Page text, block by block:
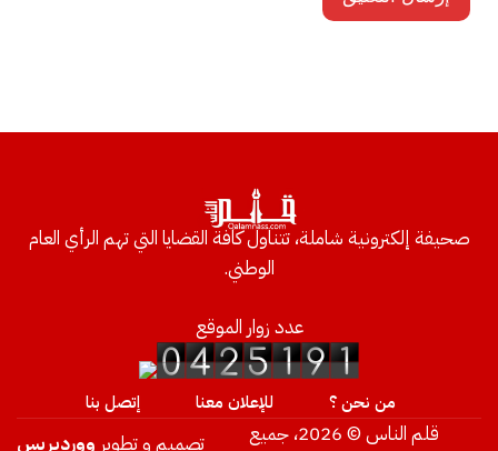
صحيفة إلكترونية شاملة، تتناول كافة القضايا التي تهم الرأي العام
الوطني.
عدد زوار الموقع
من نحن ؟ للإعلان معنا إتصل بنا
قلم الناس © 2026، جميع
تصميم و تطوير ووردبريس